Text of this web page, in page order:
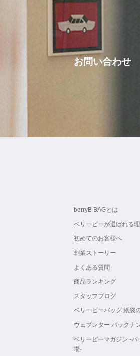
お問い合わせ
berryB BAGとは
ベリービーが選ばれる
初めてのお客様へ
創業ストーリー
よくある質問
商品ランキング
スタッフブログ
ベリービーバッグ 紙袋
ウェブレター バックナ
ベリービーマガジン -パ
場-